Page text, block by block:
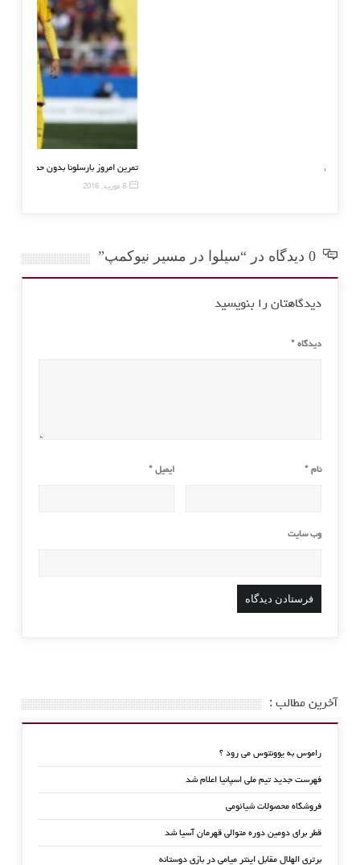
تمرین امشب فینال جام حذفی آلمان
دیدگاهتان را بنویسید
دیدگاه *
نام * ایمیل*
وب‌ سایت
آخرین مطالب :
راموس به یوونتوس می رود ؟
فهرست جدید تیم ملی اسپانیا اعلام شد
فروشگاه محصولات شیائومی
قطر برای دومین دوره متوالی قهرمان آسیا شد
برتری الهلال مقابل اینتر میامی در بازی دوستانه